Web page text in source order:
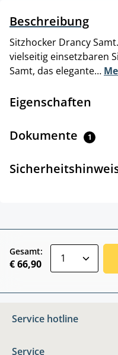
Beschreibung
Sitzhocker Drancy
vielseitig einsetzbaren
Samt, das elegante…
Eigenschaften
Dokumente 1
Gesamt:
€ 66,90
Service hotline
Service